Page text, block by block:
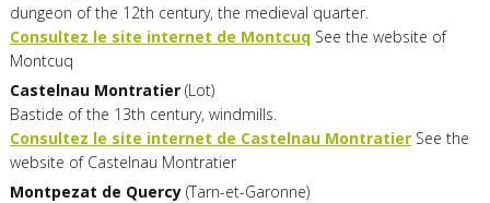
dungeon of the 12th century, the medieval quarter.
Consultez le site internet de MontcuqSee the website of
Montcuq
Castelnau Montratier(Lot)
Bastide of the 13th century, windmills.
Consultez le site internet de Castelnau MontratierSee the
website of Castelnau Montratier
Montpezat de Quercy(Tarn-et-Garonne)